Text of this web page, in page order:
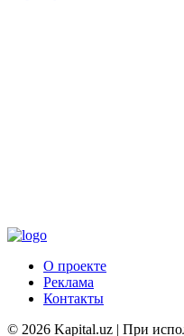
О проекте
Реклама
Контакты
© 2026 Kapital.uz | При